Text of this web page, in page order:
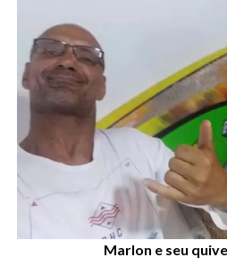
Marlon e seu